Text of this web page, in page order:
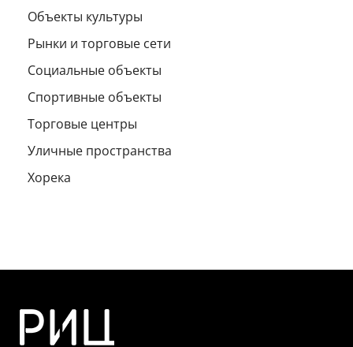
Объекты культуры
Рынки и торговые сети
Социальные объекты
Спортивные объекты
Торговые центры
Уличные пространства
Хорека